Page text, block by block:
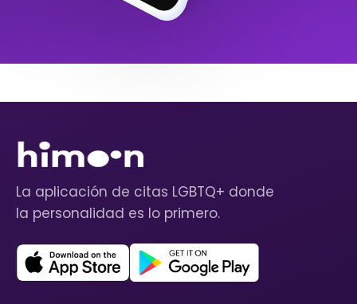
La aplicación de citas LGBTQ+ donde
la personalidad es lo primero.